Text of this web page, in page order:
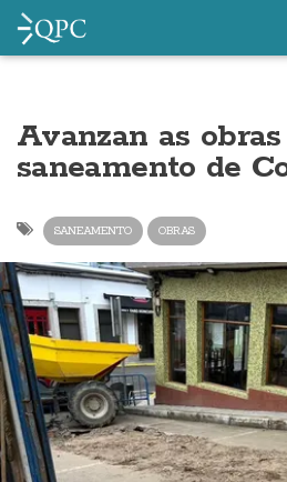
Avanzan as
saneamento de
SANEAMENTO OBRAS